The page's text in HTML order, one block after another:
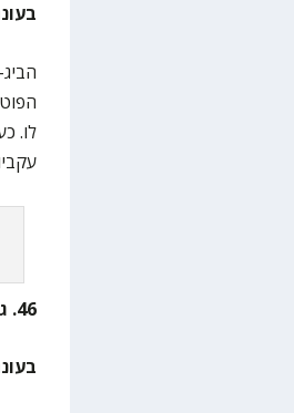
בעונה
46. גלעד לוי – 4.87
בעונה